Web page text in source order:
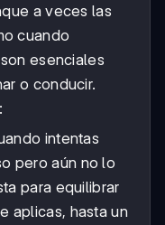
a veces las
cuando
esenciales
o conducir.
intentas
pero aún no lo
para equilibrar
aplicas, hasta un